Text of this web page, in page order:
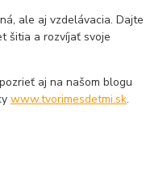
ale aj vzdelávacia. Dajte
šitia a rozvíjať svoje
aj na našom blogu
www.tvorimesdetmi.sk.